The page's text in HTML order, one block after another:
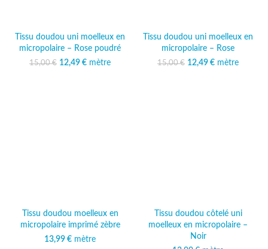
Tissu doudou uni moelleux en
micropolaire – Rose poudré
15,00€ Le prix initial était :
12,49 €
Le prix
mètre
Tissu doudou uni moelleux en
micropolaire – Rose
15,00€ Le prix initial était :
12,49 €
Le prix
mètre
Tissu doudou moelleux en
micropolaire imprimé zèbre
13,99 € mètre
Tissu doudou côtelé uni
moelleux en micropolaire –
Noir